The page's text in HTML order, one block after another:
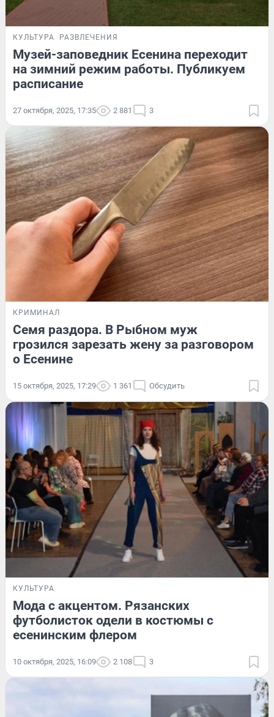
КУЛЬТУРА РАЗВЛЕЧЕНИЯ
Музей-заповедник Есенина переходит
на зимний режим работы. Публикуем
расписание
27 октября, 2025, 17:35 2 881 3
КРИМИНАЛ
Семя раздора. В Рыбном муж
грозился зарезать жену за разговором
о Есенине
15 октября, 2025, 17:29 1 361 Обсудить
КУЛЬТУРА
Мода с акцентом. Рязанских
футболисток одели в костюмы с
есенинским флером
10 октября, 2025, 16:09 2 108 3